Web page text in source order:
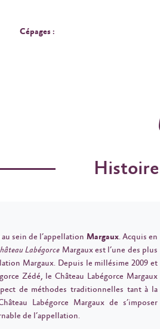
Cépages :
sein de l’appellation Margaux. Acquis en
Labégorce Margaux est l’une des plus
Margaux. Depuis le millésime 2009 et
Zédé, le Château Labégorce Margaux
de méthodes traditionnelles tant à la
Labégorce Margaux de s’imposer
de l’appellation.